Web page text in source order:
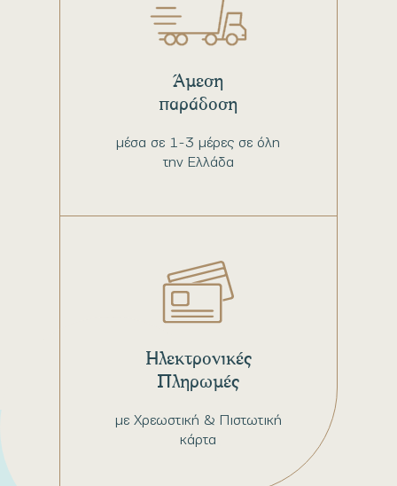
μέσα σε 1-3 μέρες σε όλη
την Ελλάδα
Άμεση
παράδοση
με Χρεωστική & Πιστωτική
κάρτα
Ηλεκτρονικές
Πληρωμές